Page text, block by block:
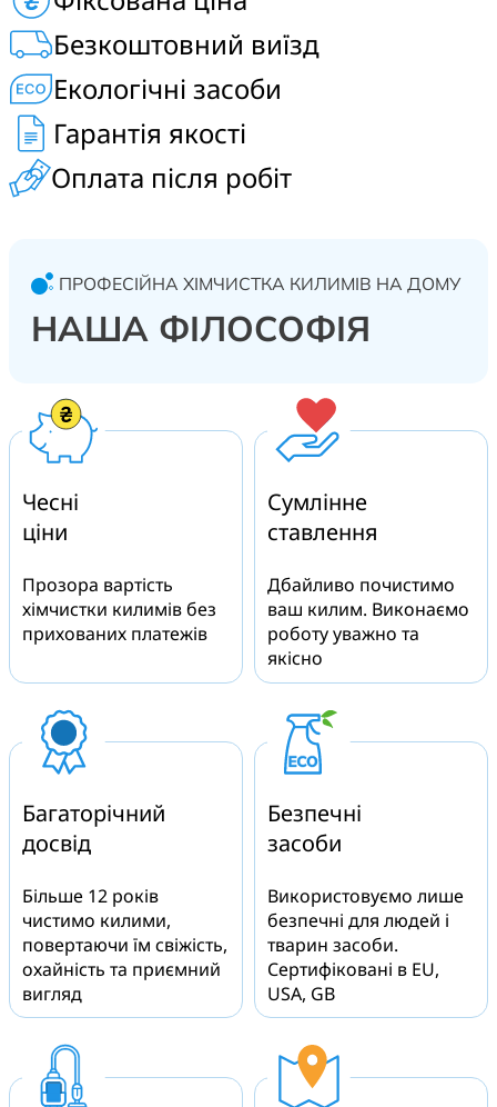
синтетичних килимів. Виїзд на дому, в готель, ТРЦ,
дитячий садок, ресторан. Вишневе та передмістя.
Безкоштовний виїзд
Екологічні засоби
Гарантія якості
Оплата після робіт
ПРОФЕСІЙНА ХІМЧИСТКА КИЛИМІВ НА ДОМУ
НАША ФІЛОСОФІЯ
Чесні
ціни
Прозора вартість
хімчистки килимів без
прихованих платежів
Сумлінне
ставлення
Дбайливо почистимо
ваш килим. Виконаємо
роботу уважно та
якісно
Багаторічний
досвід
Більше 12 років
чистимо килими,
повертаючи їм свіжість,
охайність та приємний
вигляд
Безпечні
засоби
Використовуємо лише
безпечні для людей і
тварин засоби.
Сертифіковані в EU,
USA, GB